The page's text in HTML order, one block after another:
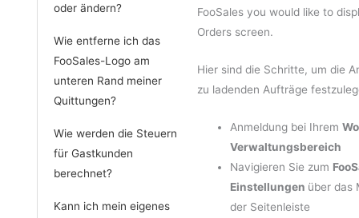
oder ändern?
Wie entferne ich das
FooSales-Logo am
unteren Rand meiner
Quittungen?
Wie werden die Steuern
für Gastkunden
berechnet?
Kann ich mein eigenes
FooSales you would like to
Orders screen.
Hier sind die Schritte, um die
zu ladenden Aufträge
Anmeldung bei Ihrem
Verwaltungsbereich
Navigieren Sie zum
Einstellungen über das
der Seitenleiste